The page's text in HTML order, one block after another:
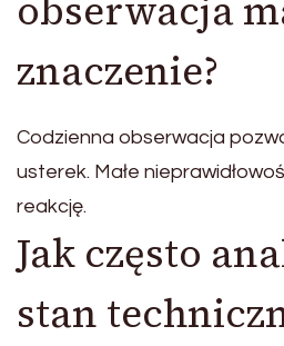
obserwacja
znaczenie?
Codzienna obserwacja
usterek. Małe
reakcję.
Jak często
stan